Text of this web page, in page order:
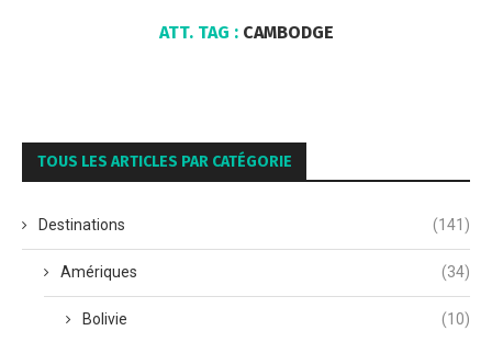
ATT. TAG : CAMBODGE
TOUS LES ARTICLES PAR CATÉGORIE
Destinations (141)
Amériques (34)
Bolivie (10)